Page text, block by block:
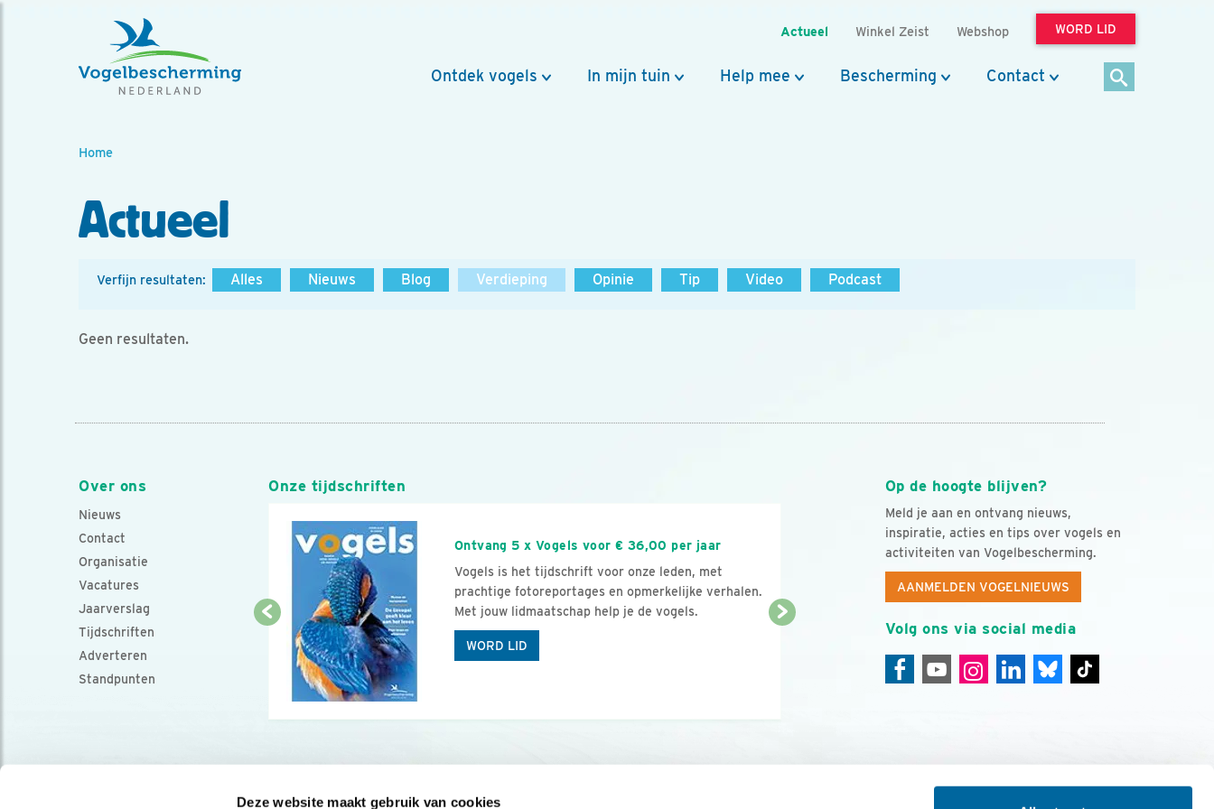
Deze website maakt gebruik van cookies
Actueel Winkel Zeist Webshop WORD LID
Ontdek vogels In mijn tuin Help mee Bescherming Contact
Home
Actueel
Verfijn resultaten: Alles Nieuws Blog Verdieping Opinie Tip Video Podcast
Geen resultaten.
Over ons
Nieuws
Contact
Organisatie
Vacatures
Jaarverslag
Tijdschriften
Adverteren
Standpunten
Op de hoogte blijven?
Meld je aan en ontvang nieuws,
inspiratie, acties en tips over vogels en
activiteiten van Vogelbescherming.
AANMELDEN VOGELNIEUWS
Volg ons via social media
Onze tijdschriften
Ontvang 5 x Vogels voor € 36,00 per jaar
Vogels is het tijdschrift voor onze leden, met
prachtige fotoreportages en opmerkelijke verhalen.
Met jouw lidmaatschap help je de vogels.
WORD LID